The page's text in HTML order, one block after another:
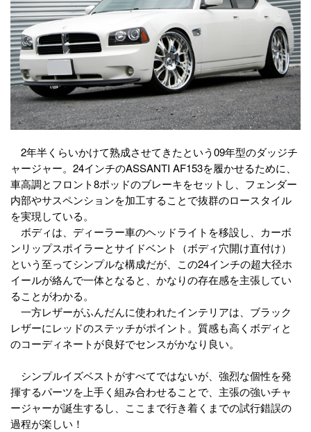
2年半くらいかけて熟成させてきたという09年型のダッジチ
ャージャー。24インチのASSANTI AF153を履かせるために、
車高調とフロント8ポッドのブレーキをセットし、フェンダー
内部やサスペンションを加工することで抜群のロースタイル
を実現している。
ボディは、ディーラー車のヘッドライトを移設し、カーボ
ンリップスポイラーとサイドベント（ボディ穴開け直付け）
という至ってシンプルな構成だが、この24インチの超大径ホ
イールが絡んで一体となると、かなりの存在感を主張してい
ることがわかる。
一方レザーがふんだんに使われたインテリアは、ブラック
レザーにレッドのステッチがポイント。質感も高くボディと
のコーディネートが良好でセンスがかなり良い。
シンプルイズベストがすべてではないが、強烈な個性を発
揮するパーツを上手く組み合わせることで、主張の強いチャ
ージャーが誕生するし、ここまで行き着くまでの試行錯誤の
過程が楽しい！